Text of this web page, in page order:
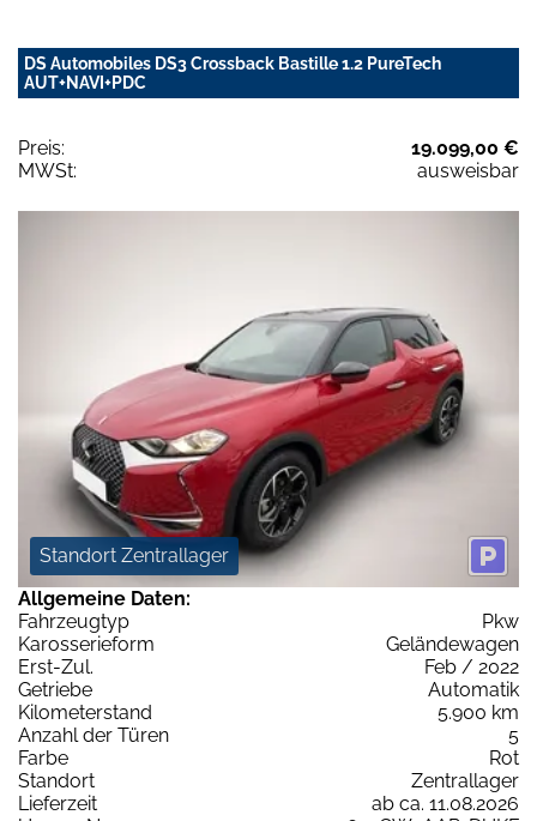
DS Automobiles DS3 Crossback Bastille 1.2 PureTech
AUT+NAVI+PDC
Preis:
19.099,00 €
MWSt:
ausweisbar
Standort Zentrallager
Allgemeine Daten:
Fahrzeugtyp
Pkw
Karosserieform
Geländewagen
Erst-Zul.
Feb / 2022
Getriebe
Automatik
Kilometerstand
5.900 km
Anzahl der Türen
5
Farbe
Rot
Standort
Zentrallager
Lieferzeit
ab ca. 11.08.2026